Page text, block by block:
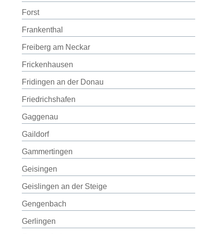
Forst
Frankenthal
Freiberg am Neckar
Frickenhausen
Fridingen an der Donau
Friedrichshafen
Gaggenau
Gaildorf
Gammertingen
Geisingen
Geislingen an der Steige
Gengenbach
Gerlingen